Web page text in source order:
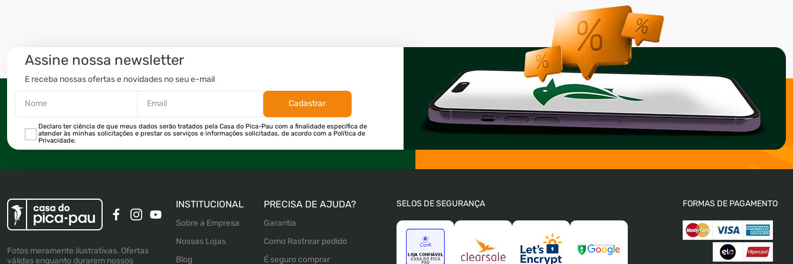
Assine nossa newsletter
E receba nossas ofertas e novidades no seu e-mail
Cadastrar
Declaro ter ciência de que meus dados serão tratados pela Casa do Pica-Pau com a finalidade específica de
atender às minhas solicitações e prestar os serviços e informações solicitadas, de acordo com a Política de
Privacidade.
Fotos meramente ilustrativas. Ofertas
válidas enquanto durarem nossos
INSTITUCIONAL
Sobre a Empresa
Nossas Lojas
Blog
PRECISA DE AJUDA?
Garantia
Como Rastrear pedido
É seguro comprar
SELOS DE SEGURANÇA FORMAS DE PAGAMENTO